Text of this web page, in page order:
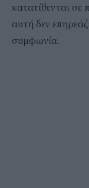
κατατίθενται σε
αυτή δεν
συμφωνία.